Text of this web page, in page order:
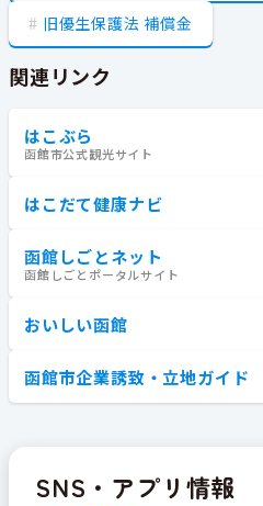
旧優生保護法 補償金
関連リンク
はこぶら
函館市公式観光サイト
はこだて健康ナビ
函館しごとネット
函館しごとポータルサイト
おいしい函館
函館市企業誘致・立地ガイド
SNS・アプリ情報